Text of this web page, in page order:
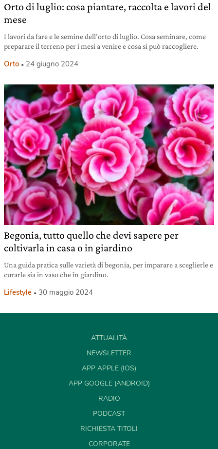
Orto di luglio: cosa piantare, raccolta e lavori del
mese
I lavori da fare e le semine dell’orto di luglio. Cosa seminare, come
preparare il terreno per i mesi a venire e cosa si può raccogliere.
Orto 24 giugno 2024
Begonia, tutto quello che devi sapere per
coltivarla in casa o in giardino
Una guida pratica sulle varietà di begonia, per imparare a sceglierle e
curarle sia in vaso che in giardino.
Lifestyle 30 maggio 2024
ATTUALITÀ
NEWSLETTER
APP APPLE (IOS)
APP GOOGLE (ANDROID)
RADIO
PODCAST
RICHIESTA TITOLI
CORPORATE